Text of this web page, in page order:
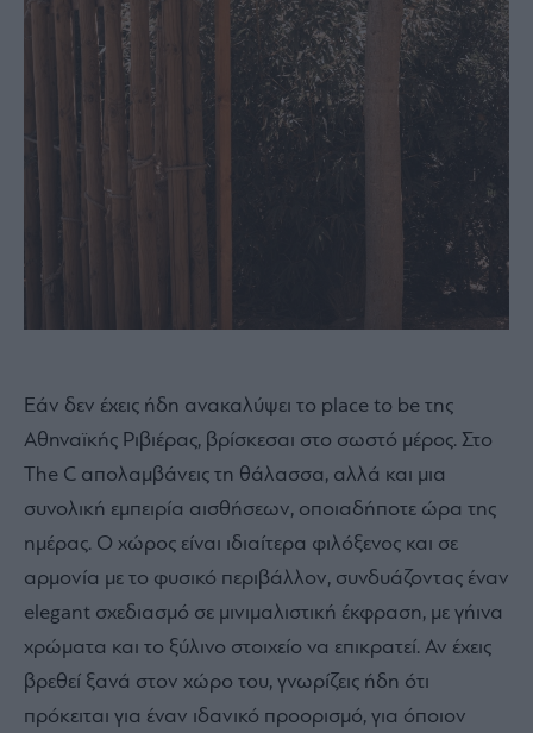
Εάν δεν έχεις ήδη ανακαλύψει το place to be της
Αθηναϊκής Ριβιέρας, βρίσκεσαι στο σωστό μέρος. Στο
The C απολαμβάνεις τη θάλασσα, αλλά και μια
συνολική εμπειρία αισθήσεων, οποιαδήποτε ώρα της
ημέρας. Ο χώρος είναι ιδιαίτερα φιλόξενος και σε
αρμονία με το φυσικό περιβάλλον, συνδυάζοντας έναν
elegant σχεδιασμό σε μινιμαλιστική έκφραση, με γήινα
χρώματα και το ξύλινο στοιχείο να επικρατεί. Αν έχεις
βρεθεί ξανά στον χώρο του, γνωρίζεις ήδη ότι
πρόκειται για έναν ιδανικό προορισμό, για όποιον